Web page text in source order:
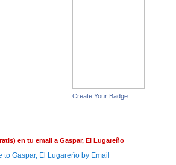
Create Your Badge
en tu email a Gaspar, El Lugareño
to Gaspar, El Lugareño by Email